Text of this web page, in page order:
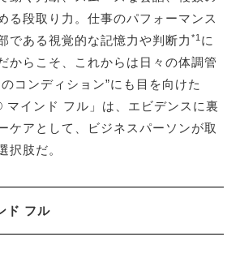
る段取り力。仕事のパフォーマンス
である視覚的な記憶力や判断力 *1 に
からこそ、これからは日々の体調管
コンディション”にも目を向けた
インド フル」は、エビデンスに裏
ケアとして、ビジネスパーソンが取
択肢だ。
ド フル